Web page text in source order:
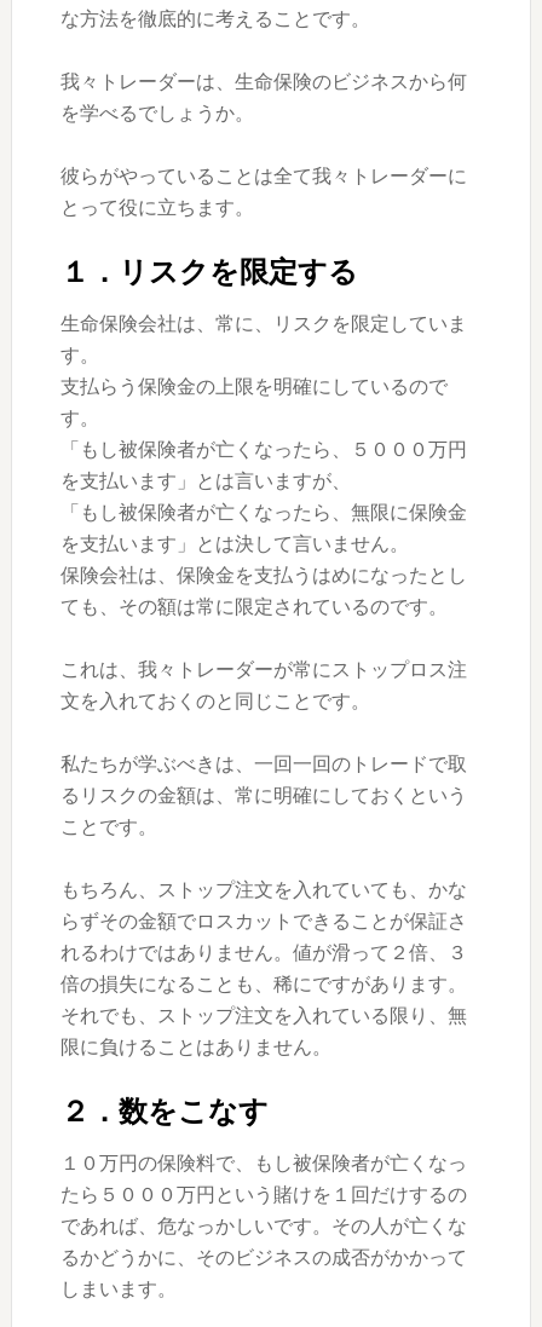
な方法を徹底的に考えることです。
我々トレーダーは、生命保険のビジネスから何
を学べるでしょうか。
彼らがやっていることは全て我々トレーダーに
とって役に立ちます。
１．リスクを限定する
生命保険会社は、常に、リスクを限定していま
す。
支払らう保険金の上限を明確にしているので
す。
「もし被保険者が亡くなったら、５０００万円
を支払います」とは言いますが、
「もし被保険者が亡くなったら、無限に保険金
を支払います」とは決して言いません。
保険会社は、保険金を支払うはめになったとし
ても、その額は常に限定されているのです。
これは、我々トレーダーが常にストップロス注
文を入れておくのと同じことです。
私たちが学ぶべきは、一回一回のトレードで取
るリスクの金額は、常に明確にしておくという
ことです。
もちろん、ストップ注文を入れていても、かな
らずその金額でロスカットできることが保証さ
れるわけではありません。値が滑って２倍、３
倍の損失になることも、稀にですがあります。
それでも、ストップ注文を入れている限り、無
限に負けることはありません。
２．数をこなす
１０万円の保険料で、もし被保険者が亡くなっ
たら５０００万円という賭けを１回だけするの
であれば、危なっかしいです。その人が亡くな
るかどうかに、そのビジネスの成否がかかって
しまいます。